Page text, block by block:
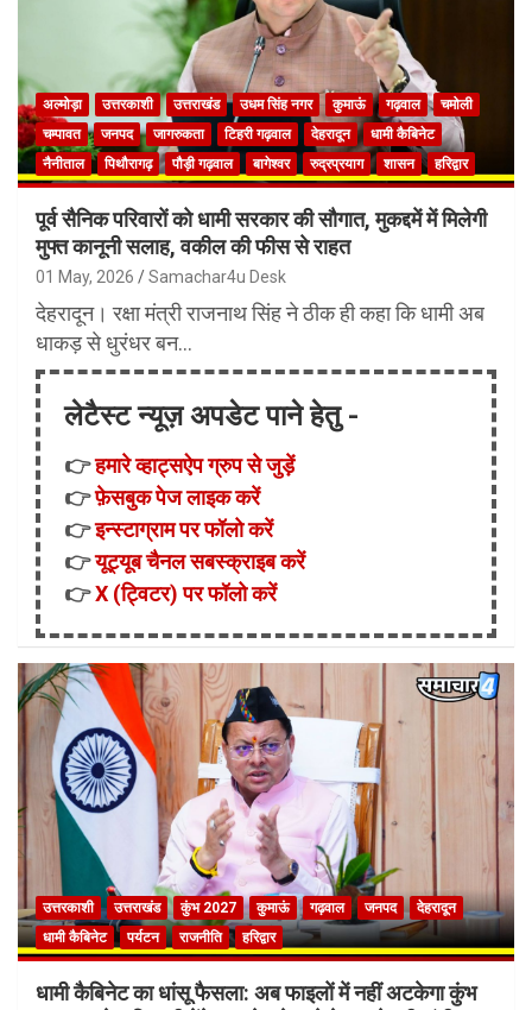
अल्मोड़ा उत्तरकाशी उत्तराखंड उधम सिंह नगर कुमाऊं गढ़वाल
चमोली
चम्पावत
जनपद जागरुकता टिहरी गढ़वाल देहरादून
धामी कैबिनेट
नैनीताल
पिथौरागढ़ पौड़ी गढ़वाल बागेश्वर रुद्रप्रयाग शासन हरिद्वार
पूर्व सैनिक परिवारों को धामी सरकार की सौगात, मुकद्दमें में मिलेगी
मुफ्त कानूनी सलाह, वकील की फीस से राहत
01 May, 2026 Samachar4u Desk
देहरादून। रक्षा मंत्री राजनाथ सिंह ने ठीक ही कहा कि धामी अब
धाकड़ से धुरंधर बन…
लेटैस्ट न्यूज़ अपडेट पाने हेतु -
👉हमारे व्हाट्सऐप ग्रुप से जुड़ें
👉फ़ेसबुक पेज लाइक करें
👉इन्स्टाग्राम पर फॉलो करें
👉यूट्यूब चैनल सबस्क्राइब करें
👉X (ट्विटर) पर फॉलो करें
उत्तरकाशी उत्तराखंड कुंभ 2027 कुमाऊं गढ़वाल जनपद
देहरादून
धामी कैबिनेट
पर्यटन राजनीति हरिद्वार
धामी कैबिनेट का धांसू फैसला: अब फाइलों में नहीं अटकेगा कुंभ